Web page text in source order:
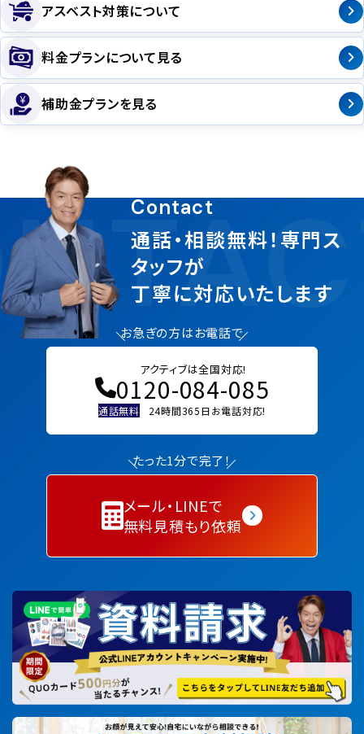
アスベスト対策について
料金プランについて見る
補助金プランを見る
Contact
通話・相談無料！専門ス
タッフが
丁寧に対応いたします
お急ぎの方はお電話で
アクティブは全国対応!
0120-084-085
通話無料 24時間365日お電話対応!
たった1分で完了！
メール・LINEで
無料見積もり依頼